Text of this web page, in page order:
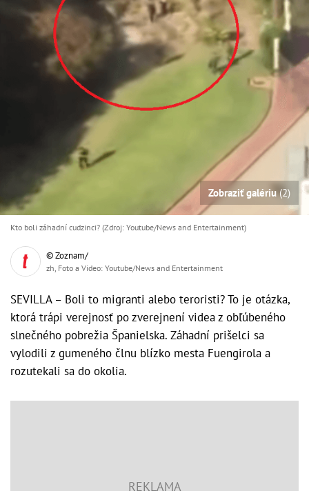
Zobraziť galériu(2)
Kto boli záhadní cudzinci? (Zdroj: Youtube/News and Entertainment)
© Zoznam/
zh, Foto a Video: Youtube/News and Entertainment
SEVILLA – Boli to migranti alebo teroristi? To je otázka,
ktorá trápi verejnosť po zverejnení videa z obľúbeného
slnečného pobrežia Španielska. Záhadní prišelci sa
vylodili z gumeného člnu blízko mesta Fuengirola a
rozutekali sa do okolia.